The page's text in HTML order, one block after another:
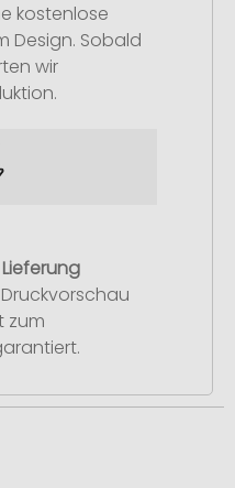
kostenlose
Design. Sobald
wir
zum